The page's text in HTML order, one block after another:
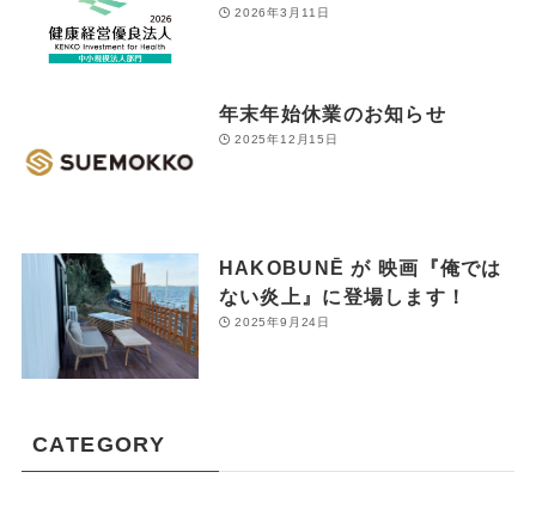
2026年3月11日
年末年始休業のお知らせ
2025年12月15日
HAKOBUNĒ が 映画『俺では
ない炎上』に登場します！
2025年9月24日
CATEGORY